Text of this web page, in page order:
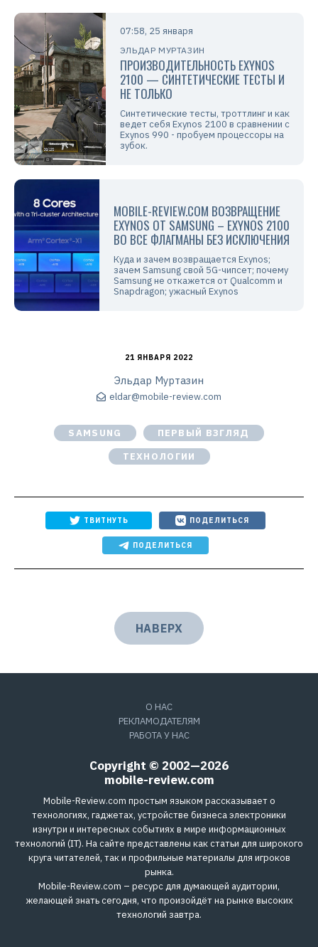
07:58, 25 января
ЭЛЬДАР МУРТАЗИН
ПРОИЗВОДИТЕЛЬНОСТЬ EXYNOS
2100 — СИНТЕТИЧЕСКИЕ ТЕСТЫ И
НЕ ТОЛЬКО
Синтетические тесты, троттлинг и как
ведет себя Exynos 2100 в сравнении с
Exynos 990 - пробуем процессоры на
зубок.
MOBILE-REVIEW.COM ВОЗВРАЩЕНИЕ
EXYNOS ОТ SAMSUNG – EXYNOS 2100
ВО ВСЕ ФЛАГМАНЫ БЕЗ ИСКЛЮЧЕНИЯ
Куда и зачем возвращается Exynos;
зачем Samsung свой 5G-чипсет; почему
Samsung не откажется от Qualcomm и
Snapdragon; ужасный Exynos
21 ЯНВАРЯ 2022
Эльдар Муртазин
eldar@mobile-review.com
SAMSUNG
ПЕРВЫЙ ВЗГЛЯД
ТЕХНОЛОГИИ
ТВИТНУТЬ ПОДЕЛИТЬСЯ
ПОДЕЛИТЬСЯ
НАВЕРХ
О НАС
РЕКЛАМОДАТЕЛЯМ
РАБОТА У НАС
Copyright © 2002—2026
mobile-review.com
Mobile-Review.com простым языком рассказывает о
технологиях, гаджетах, устройстве бизнеса электроники
изнутри и интересных событиях в мире информационных
технологий (IT). На сайте представлены как статьи для широкого
круга читателей, так и профильные материалы для игроков
рынка.
Mobile-Review.com – ресурс для думающей аудитории,
желающей знать сегодня, что произойдёт на рынке высоких
технологий завтра.